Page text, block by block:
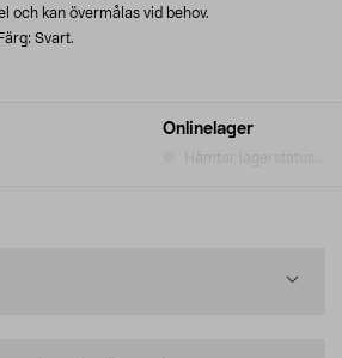
Onlinelager
och kan övermålas vid behov.
Svart.